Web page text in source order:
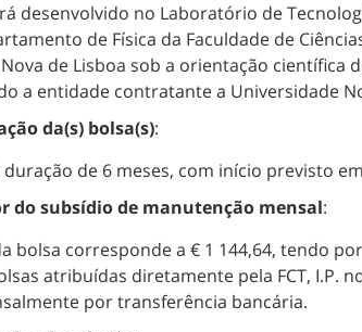
desenvolvido no Laboratório de
de Física da Faculdade de
de Lisboa sob a orientação científica
a entidade contratante a Universidade
da(s) bolsa(s):
de 6 meses, com início previsto
do subsídio de manutenção mensal:
bolsa corresponde a € 1 144,64, tendo
atribuídas diretamente pela FCT, I.P.
por transferência bancária.